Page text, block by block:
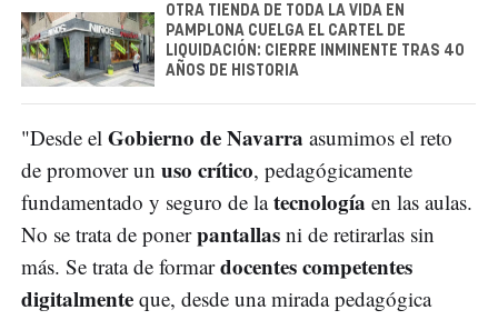
OTRA TIENDA DE TODA LA VIDA EN
PAMPLONA CUELGA EL CARTEL DE
LIQUIDACIÓN: CIERRE INMINENTE TRAS 40
AÑOS DE HISTORIA
"Desde el Gobierno de Navarra asumimos el reto
de promover un uso crítico, pedagógicamente
fundamentado y seguro de latecnología en las aulas.
No se trata de ponerpantallas ni de retirarlas sin
más. Se trata de formardocentes competentes
digitalmente que, desde una mirada pedagógica